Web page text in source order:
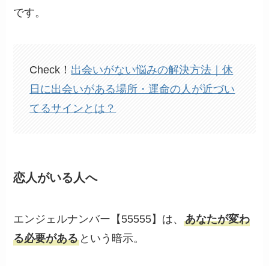
です。
Check！ 出会いがない悩みの解決方法｜休
日に出会いがある場所・運命の人が近づい
てるサインとは？
恋人がいる人へ
エンジェルナンバー【55555】は、あなたが変わ
る必要がある という暗示。